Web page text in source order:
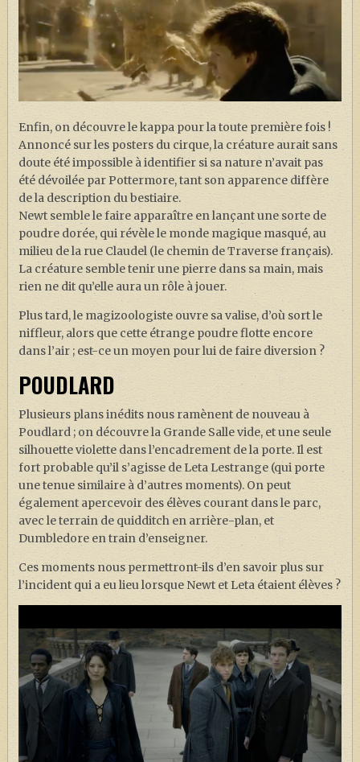
Enfin, on découvre le kappa pour la toute première fois !
Annoncé sur les posters du cirque, la créature aurait sans
doute été impossible à identifier si sa nature n’avait pas
été dévoilée par Pottermore, tant son apparence diffère
de la description du bestiaire.
Newt semble le faire apparaître en lançant une sorte de
poudre dorée, qui révèle le monde magique masqué, au
milieu de la rue Claudel (le chemin de Traverse français).
La créature semble tenir une pierre dans sa main, mais
rien ne dit qu’elle aura un rôle à jouer.
Plus tard, le magizoologiste ouvre sa valise, d’où sort le
niffleur, alors que cette étrange poudre flotte encore
dans l’air ; est-ce un moyen pour lui de faire diversion ?
POUDLARD
Plusieurs plans inédits nous ramènent de nouveau à
Poudlard ; on découvre la Grande Salle vide, et une seule
silhouette violette dans l’encadrement de la porte. Il est
fort probable qu’il s’agisse de Leta Lestrange (qui porte
une tenue similaire à d’autres moments). On peut
également apercevoir des élèves courant dans le parc,
avec le terrain de quidditch en arrière-plan, et
Dumbledore en train d’enseigner.
Ces moments nous permettront-ils d’en savoir plus sur
l’incident qui a eu lieu lorsque Newt et Leta étaient élèves ?